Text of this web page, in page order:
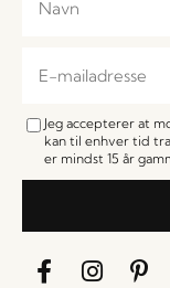
Jeg accepterer at
kan til enhver tid
er mindst 15 år